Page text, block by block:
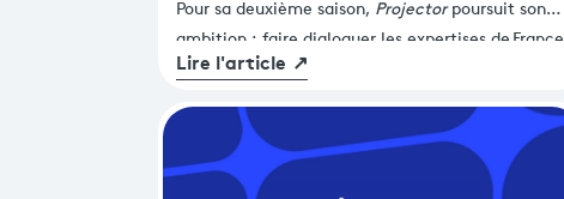
Pour sa deuxième saison, Projectorpoursuit son
ambition : faire dialoguer les expertises de France
Télévisions et l’agilité des startups pour
produits.
Lire l'article ↗